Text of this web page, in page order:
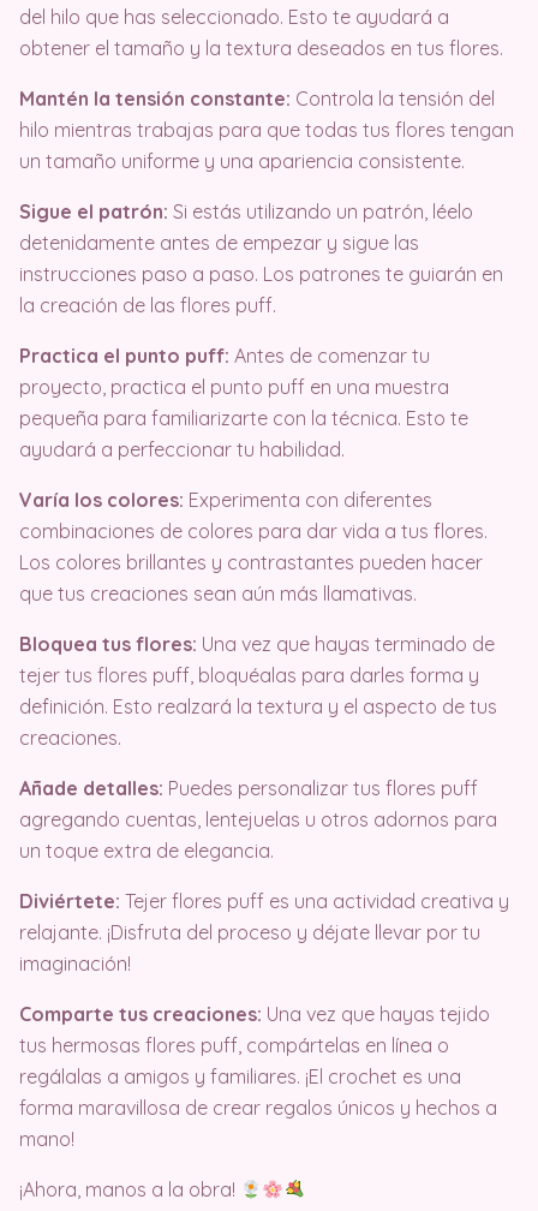
del hilo que has seleccionado. Esto te ayudará a
obtener el tamaño y la textura deseados en tus flores.
Mantén la tensión constante: Controla la tensión del
hilo mientras trabajas para que todas tus flores tengan
un tamaño uniforme y una apariencia consistente.
Sigue el patrón: Si estás utilizando un patrón, léelo
detenidamente antes de empezar y sigue las
instrucciones paso a paso. Los patrones te guiarán en
la creación de las flores puff.
Practica el punto puff: Antes de comenzar tu
proyecto, practica el punto puff en una muestra
pequeña para familiarizarte con la técnica. Esto te
ayudará a perfeccionar tu habilidad.
Varía los colores: Experimenta con diferentes
combinaciones de colores para dar vida a tus flores.
Los colores brillantes y contrastantes pueden hacer
que tus creaciones sean aún más llamativas.
Bloquea tus flores: Una vez que hayas terminado de
tejer tus flores puff, bloquéalas para darles forma y
definición. Esto realzará la textura y el aspecto de tus
creaciones.
Añade detalles: Puedes personalizar tus flores puff
agregando cuentas, lentejuelas u otros adornos para
un toque extra de elegancia.
Diviértete: Tejer flores puff es una actividad creativa y
relajante. ¡Disfruta del proceso y déjate llevar por tu
imaginación!
Comparte tus creaciones: Una vez que hayas tejido
tus hermosas flores puff, compártelas en línea o
regálalas a amigos y familiares. ¡El crochet es una
forma maravillosa de crear regalos únicos y hechos a
mano!
¡Ahora, manos a la obra!